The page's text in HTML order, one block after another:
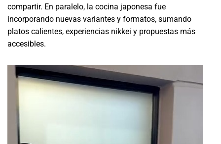
compartir. En paralelo, la cocina japonesa fue
incorporando nuevas variantes y formatos, sumando
platos calientes, experiencias nikkei y propuestas más
accesibles.